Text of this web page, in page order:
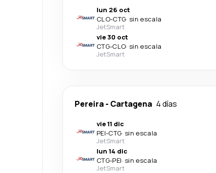
lun 26 oct
CLO-CTG· sin escala
JetSmart
vie 30 oct
CTG-CLO· sin escala
JetSmart
Pereira- Cartagena 4 días
vie 11 dic
PEI-CTG· sin escala
JetSmart
lun 14 dic
CTG-PEI· sin escala
JetSmart